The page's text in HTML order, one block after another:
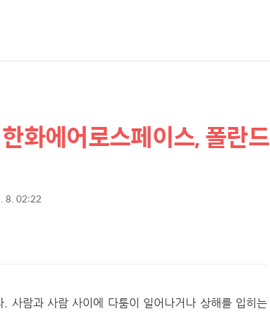
화에어로스페이스, 폴란드
8. 02:22
사람과 사람 사이에 다툼이 일어나거나 상해를 입히는